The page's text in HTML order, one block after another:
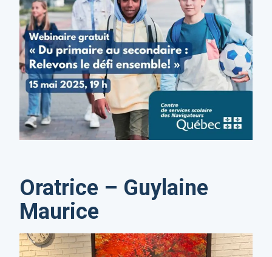
Oratrice – Guylaine
Maurice